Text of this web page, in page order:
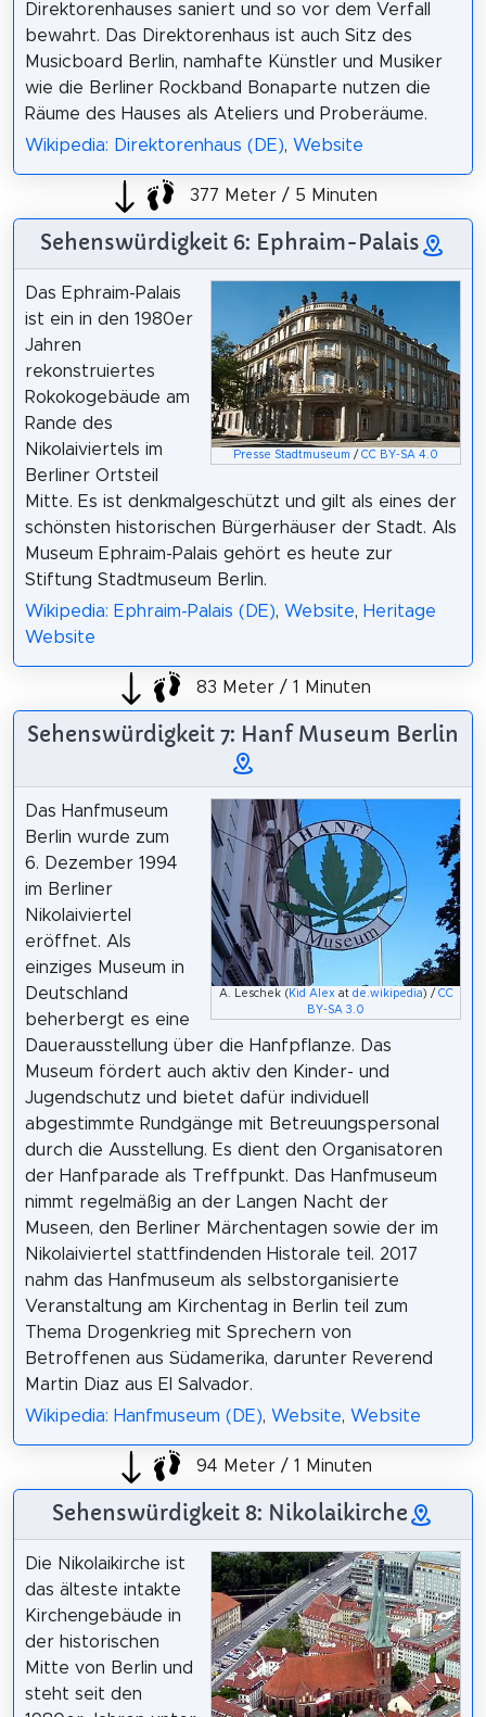
Direktorenhauses saniert und so vor dem Verfall
bewahrt. Das Direktorenhaus ist auch Sitz des
Musicboard Berlin, namhafte Künstler und Musiker
wie die Berliner Rockband Bonaparte nutzen die
Räume des Hauses als Ateliers und Proberäume.
Wikipedia: Direktorenhaus (DE), Website
377 Meter / 5 Minuten
Sehenswürdigkeit 6: Ephraim-Palais
Presse Stadtmuseum /CC BY-SA 4.0
Das Ephraim-Palais
ist ein in den 1980er
Jahren
rekonstruiertes
Rokokogebäude am
Rande des
Nikolaiviertels im
Berliner Ortsteil
Mitte. Es ist denkmalgeschützt und gilt als eines der
schönsten historischen Bürgerhäuser der Stadt. Als
Museum Ephraim-Palais gehört es heute zur
Stiftung Stadtmuseum Berlin.
Wikipedia: Ephraim-Palais (DE), Website, Heritage
Website
83 Meter / 1 Minuten
Sehenswürdigkeit 7: Hanf Museum Berlin
A. Leschek ( Kid Alexat de.wikipedia ) / CC
BY-SA 3.0
Das Hanfmuseum
Berlin wurde zum
6. Dezember 1994
im Berliner
Nikolaiviertel
eröffnet. Als
einziges Museum in
Deutschland
beherbergt es eine
Dauerausstellung über die Hanfpflanze. Das
Museum fördert auch aktiv den Kinder- und
Jugendschutz und bietet dafür individuell
abgestimmte Rundgänge mit Betreuungspersonal
durch die Ausstellung. Es dient den Organisatoren
der Hanfparade als Treffpunkt. Das Hanfmuseum
nimmt regelmäßig an der Langen Nacht der
Museen, den Berliner Märchentagen sowie der im
Nikolaiviertel stattfindenden Historale teil. 2017
nahm das Hanfmuseum als selbstorganisierte
Veranstaltung am Kirchentag in Berlin teil zum
Thema Drogenkrieg mit Sprechern von
Betroffenen aus Südamerika, darunter Reverend
Martin Diaz aus El Salvador.
Wikipedia: Hanfmuseum (DE), Website, Website
94 Meter / 1 Minuten
Sehenswürdigkeit 8: Nikolaikirche
Die Nikolaikirche ist
das älteste intakte
Kirchengebäude in
der historischen
Mitte von Berlin und
steht seit den